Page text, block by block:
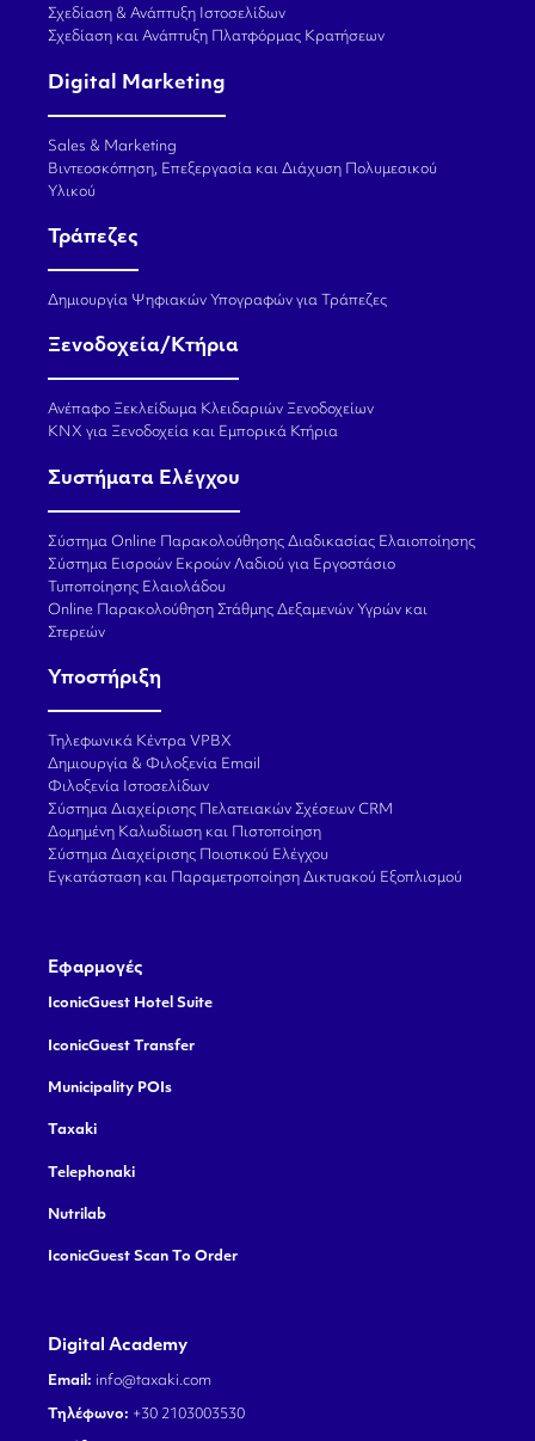
Σχεδίαση & Ανάπτυξη Ιστοσελίδων
Σχεδίαση και Ανάπτυξη Πλατφόρμας Κρατήσεων
Digital Marketing
Sales & Marketing
Βιντεοσκόπηση, Επεξεργασία και Διάχυση Πολυμεσικού
Υλικού
Τράπεζες
Δημιουργία Ψηφιακών Υπογραφών για Τράπεζες
Ξενοδοχεία/Κτήρια
Ανέπαφο Ξεκλείδωμα Κλειδαριών Ξενοδοχείων
KNX για Ξενοδοχεία και Εμπορικά Κτήρια
Συστήματα Ελέγχου
Σύστημα Online Παρακολούθησης Διαδικασίας Ελαιοποίησης
Σύστημα Εισροών Εκροών Λαδιού για Εργοστάσιο
Τυποποίησης Ελαιολάδου
Online Παρακολούθηση Στάθμης Δεξαμενών Υγρών και
Στερεών
Υποστήριξη
Τηλεφωνικά Κέντρα VPBX
Δημιουργία & Φιλοξενία Email
Φιλοξενία Ιστοσελίδων
Σύστημα Διαχείρισης Πελατειακών Σχέσεων CRM
Δομημένη Καλωδίωση και Πιστοποίηση
Σύστημα Διαχείρισης Ποιοτικού Ελέγχου
Εγκατάσταση και Παραμετροποίηση Δικτυακού Εξοπλισμού
Εφαρμογές
IconicGuest Hotel Suite
IconicGuest Transfer
Municipality POIs
Taxaki
Telephonaki
Nutrilab
IconicGuest Scan To Order
Digital Academy
Email: info@taxaki.com
Τηλέφωνο: +30 2103003530